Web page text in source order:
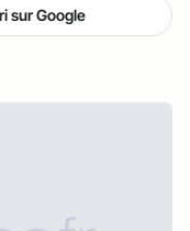
sur Google